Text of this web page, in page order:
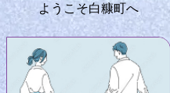
ようこそ白糠町へ